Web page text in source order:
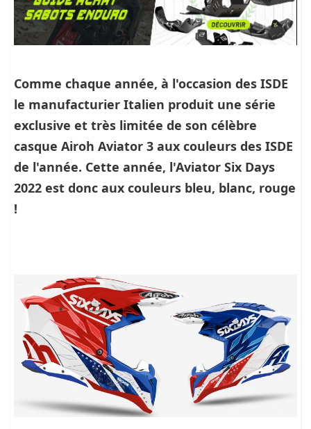
Comme chaque année, à l'occasion des ISDE
le manufacturier Italien produit une série
exclusive et très limitée de son célèbre
casque Airoh Aviator 3 aux couleurs des ISDE
de l'année. Cette année, l'Aviator Six Days
2022 est donc aux couleurs bleu, blanc, rouge
!